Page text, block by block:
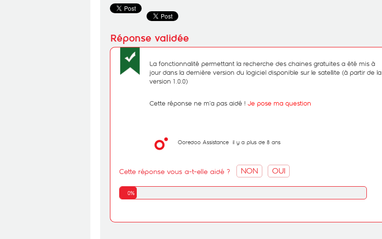
La fonctionnalité permettant la recherche des chaines gratuites a été mis à
jour dans la dernière version du logiciel disponible sur le satellite (à partir de la
version 1.0.0)
Cette réponse ne m’a pas aidé ! Je pose ma question
Ooredoo Assistance il y a plus de 8 ans
Cette réponse vous a-t-elle aidé ? NON OUI
0%